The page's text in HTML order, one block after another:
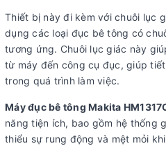
Thiết bị này đi kèm với chuôi lục
dụng các loại đục bê tông có
tương ứng. Chuôi lục giác này
từ máy đến công cụ đục, giúp
trong quá trình làm việc.
Máy đục bê tông Makita
năng tiện ích, bao gồm hệ thống
thiểu sự rung động và mệt mỏi